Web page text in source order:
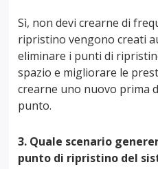
Sì, non devi crearne di
ripristino vengono creati
eliminare i punti di
spazio e migliorare le
crearne uno nuovo prima
punto.
3. Quale scenario
punto di ripristino del